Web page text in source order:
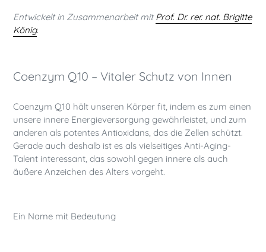
Entwickelt in Zusammenarbeit mit Prof. Dr. rer. nat. Brigitte
König.
Coenzym Q10 – Vitaler Schutz von Innen
Coenzym Q10 hält unseren Körper fit, indem es zum einen
unsere innere Energieversorgung gewährleistet, und zum
anderen als potentes Antioxidans, das die Zellen schützt.
Gerade auch deshalb ist es als vielseitiges Anti-Aging-
Talent interessant, das sowohl gegen innere als auch
äußere Anzeichen des Alters vorgeht.
Ein Name mit Bedeutung